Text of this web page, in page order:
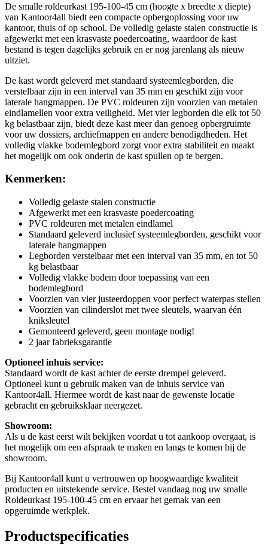
De smalle roldeurkast 195-100-45 cm (hoogte x breedte x diepte)
van Kantoor4all biedt een compacte opbergoplossing voor uw
kantoor, thuis of op school. De volledig gelaste stalen constructie is
afgewerkt met een krasvaste poedercoating, waardoor de kast
bestand is tegen dagelijks gebruik en er nog jarenlang als nieuw
uitziet.
De kast wordt geleverd met standaard systeemlegborden, die
verstelbaar zijn in een interval van 35 mm en geschikt zijn voor
laterale hangmappen. De PVC roldeuren zijn voorzien van metalen
eindlamellen voor extra veiligheid. Met vier legborden die elk tot 50
kg belastbaar zijn, biedt deze kast meer dan genoeg opbergruimte
voor uw dossiers, archiefmappen en andere benodigdheden. Het
volledig vlakke bodemlegbord zorgt voor extra stabiliteit en maakt
het mogelijk om ook onderin de kast spullen op te bergen.
Kenmerken:
Volledig gelaste stalen constructie
Afgewerkt met een krasvaste poedercoating
PVC roldeuren met metalen eindlamel
Standaard geleverd inclusief systeemlegborden, geschikt voor
laterale hangmappen
Legborden verstelbaar met een interval van 35 mm, en tot 50
kg belastbaar
Volledig vlakke bodem door toepassing van een
bodemlegbord
Voorzien van vier justeerdoppen voor perfect waterpas stellen
Voorzien van cilinderslot met twee sleutels, waarvan één
kniksleutel
Gemonteerd geleverd, geen montage nodig!
2 jaar fabrieksgarantie
Optioneel inhuis service:
Standaard wordt de kast achter de eerste drempel geleverd.
Optioneel kunt u gebruik maken van de inhuis service van
Kantoor4all. Hiermee wordt de kast naar de gewenste locatie
gebracht en gebruiksklaar neergezet.
Showroom:
Als u de kast eerst wilt bekijken voordat u tot aankoop overgaat, is
het mogelijk om een afspraak te maken en langs te komen bij de
showroom.
Bij Kantoor4all kunt u vertrouwen op hoogwaardige kwaliteit
producten en uitstekende service. Bestel vandaag nog uw smalle
Roldeurkast 195-100-45 cm en ervaar het gemak van een
opgeruimde werkplek.
Productspecificaties